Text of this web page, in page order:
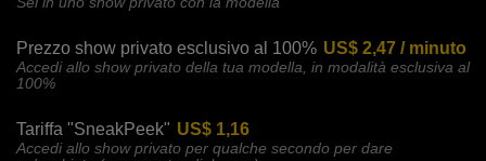
Prezzo show privato esclusivo al 100% US$ 2,47 / minuto
Accedi allo show privato della tua modella, in modalità esclusiva al
100%
Tariffa "SneakPeek" US$ 1,16
Accedi allo show privato per qualche secondo per dare